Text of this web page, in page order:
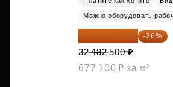
Можно оборудовать
24 037 050 ₽ -26%
32 482 500 ₽
677 100 ₽ за м²